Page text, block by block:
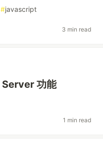
#javascript
3 min read
功能
1 min read